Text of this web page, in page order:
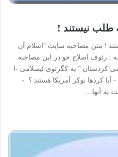
طلب نیستند !
! متن مصاحبه سایت "اسلام آن
: رئوف اصلاح جو در این مصاحبه
کردستان " یه کگرتوی ئیسلامی -ا
آیا کردها نوکر آمریکا هستند ؟ -
به آنها…